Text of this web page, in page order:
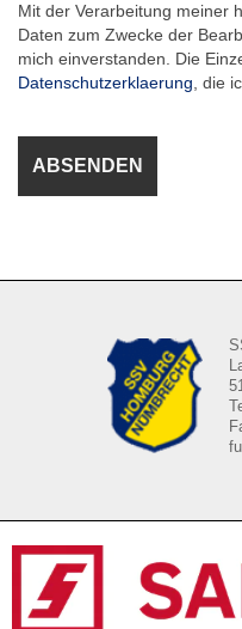
Mit der Verarbeitung meiner
Daten zum Zwecke der
mich einverstanden. Die
Datenschutzerklaerung , die